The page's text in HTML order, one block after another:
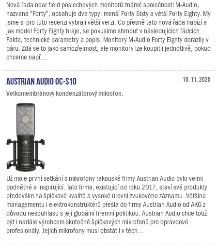
Nová řada near field poslechových monitorů známé společnosti M-Audio,
nazvaná “Forty”, obsahuje dva typy: menší Forty Sixty a větší Forty Eighty. My
jsme si pro tuto recenzi vybrali větší verzi. Co přesně tato nová řada nabízí a
jak model Forty Eighty hraje, se pokusíme shrnout v následujících řádcích.
Fakta, technické parametry a popis. Monitory M-Audio Forty Eighty dorazily v
páru. Zdá se to jako samozřejmost, ale monitory lze koupit i jednotlivě, pokud
chceme např....
10. 11. 2025
Austrian Audio OC-S10
Velkomembránový kondenzátorový mikrofon.
Už moje první setkání s mikrofony rakouské firmy Austrian Audio bylo velmi
podnětné a inspirující. Tato firma, existující od roku 2017, staví své produkty
především na špičkové kvalitě a vysoké úrovni zvukového záznamu. Většina
managementu i elektrokonstruktérů přešla do firmy Austrian Audio od AKG z
důvodu nesouhlasu s její globální firemní politikou. Austrian Audio chce totiž
být i nadále výrobcem skutečně špičkových mikrofonů pro opravdové
profesionály. Jejich mikrofony musí obstát i v těch...